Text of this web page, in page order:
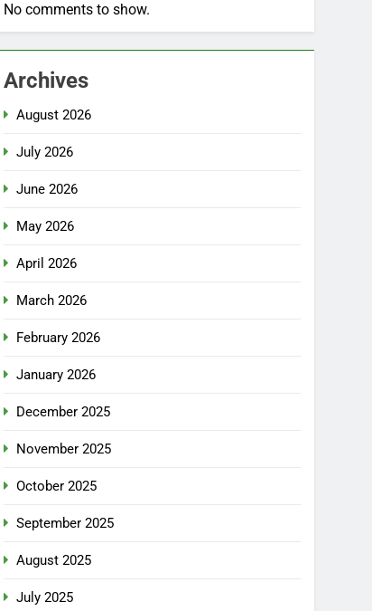
No comments to show.
Archives
August 2026
July 2026
June 2026
May 2026
April 2026
March 2026
February 2026
January 2026
December 2025
November 2025
October 2025
September 2025
August 2025
July 2025